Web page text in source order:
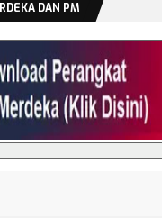
DAN PM